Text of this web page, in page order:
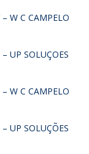
W C CAMPELO
UP SOLUÇOES
W C CAMPELO
UP SOLUÇÕES